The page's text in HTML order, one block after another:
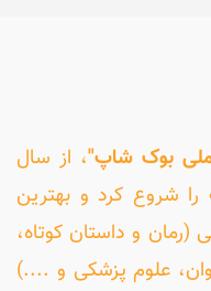
بوک شاپ"، از سال
را شروع کرد و بهترین
(رمان و داستان کوتاه،
علوم پزشکی و ....)